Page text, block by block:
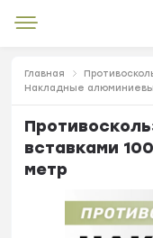
Главная
Накладные
вставками
метр